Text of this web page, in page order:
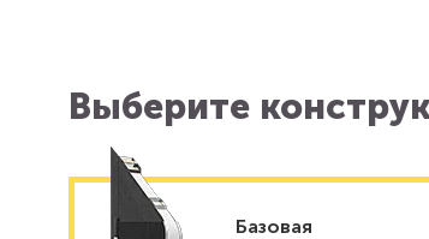
Выберите
Базовая